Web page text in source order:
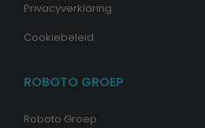
Privacyverklaring
Cookiebeleid
ROBOTO GROEP
Roboto Groep